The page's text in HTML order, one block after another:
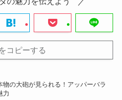
コピーする
物の大砲が見られる！アッパーバラ
力